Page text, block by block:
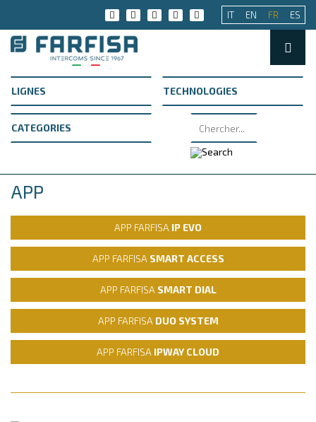
IT EN FR ES
APP
APP FARFISA IP EVO
APP FARFISA SMART ACCESS
APP FARFISA SMART DIAL
APP FARFISA DUO SYSTEM
APP FARFISA IPWAY CLOUD